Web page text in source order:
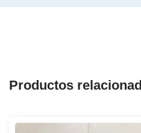
Productos